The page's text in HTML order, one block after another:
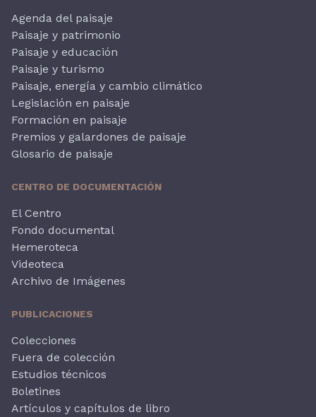
Agenda del paisaje
Paisaje y patrimonio
Paisaje y educación
Paisaje y turismo
Paisaje, energía y cambio climático
Legislación en paisaje
Formación en paisaje
Premios y galardones de paisaje
Glosario de paisaje
CENTRO DE DOCUMENTACIÓN
El Centro
Fondo documental
Hemeroteca
Videoteca
Archivo de Imágenes
PUBLICACIONES
Colecciones
Fuera de colección
Estudios técnicos
Boletines
Artículos y capítulos de libro